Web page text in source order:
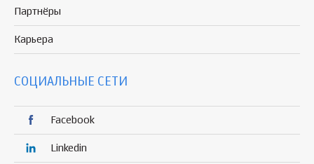
Партнёры
Карьера
СОЦИАЛЬНЫЕ СЕТИ
Facebook
Linkedin